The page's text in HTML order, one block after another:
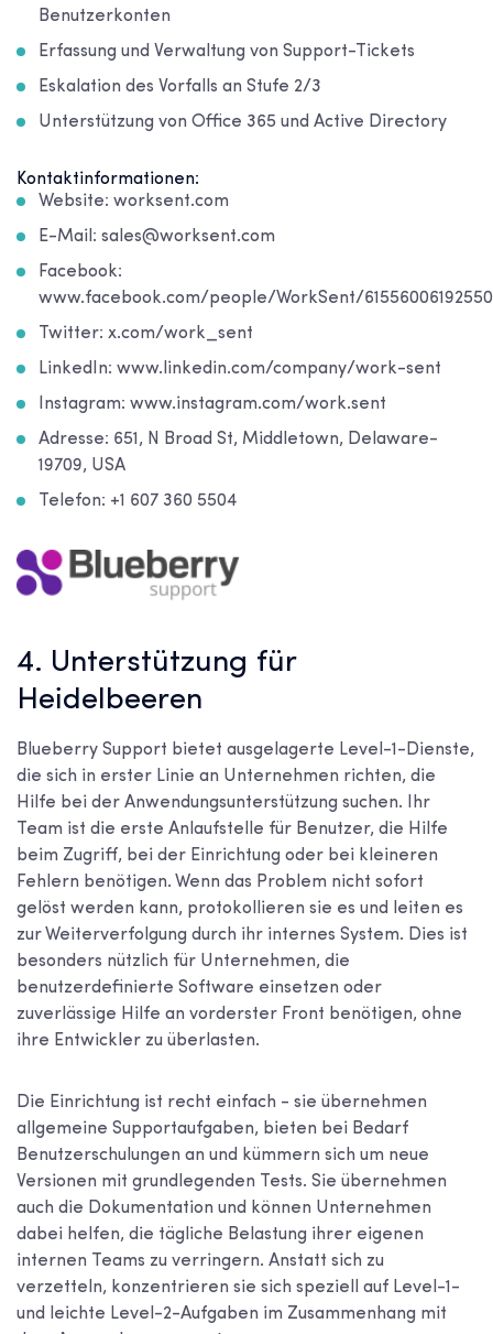
Benutzerkonten
Erfassung und Verwaltung von Support-Tickets
Eskalation des Vorfalls an Stufe 2/3
Unterstützung von Office 365 und Active Directory
Kontaktinformationen:
Website: worksent.com
E-Mail: sales@worksent.com
Facebook:
www.facebook.com/people/WorkSent/61556006192550
Twitter: x.com/work_sent
LinkedIn: www.linkedin.com/company/work-sent
Instagram: www.instagram.com/work.sent
Adresse: 651, N Broad St, Middletown, Delaware-
19709, USA
Telefon: +1 607 360 5504
4. Unterstützung für
Heidelbeeren
Blueberry Support bietet ausgelagerte Level-1-Dienste,
die sich in erster Linie an Unternehmen richten, die
Hilfe bei der Anwendungsunterstützung suchen. Ihr
Team ist die erste Anlaufstelle für Benutzer, die Hilfe
beim Zugriff, bei der Einrichtung oder bei kleineren
Fehlern benötigen. Wenn das Problem nicht sofort
gelöst werden kann, protokollieren sie es und leiten es
zur Weiterverfolgung durch ihr internes System. Dies ist
besonders nützlich für Unternehmen, die
benutzerdefinierte Software einsetzen oder
zuverlässige Hilfe an vorderster Front benötigen, ohne
ihre Entwickler zu überlasten.
Die Einrichtung ist recht einfach - sie übernehmen
allgemeine Supportaufgaben, bieten bei Bedarf
Benutzerschulungen an und kümmern sich um neue
Versionen mit grundlegenden Tests. Sie übernehmen
auch die Dokumentation und können Unternehmen
dabei helfen, die tägliche Belastung ihrer eigenen
internen Teams zu verringern. Anstatt sich zu
verzetteln, konzentrieren sie sich speziell auf Level-1-
und leichte Level-2-Aufgaben im Zusammenhang mit